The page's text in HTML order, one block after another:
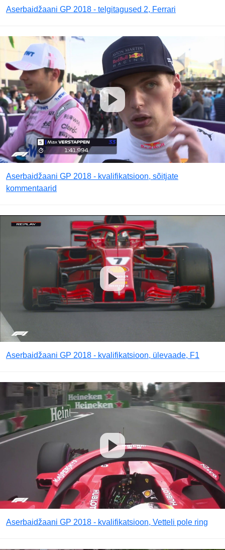
Aserbaidžaani GP 2018 - telgitagused 2, Ferrari
Aserbaidžaani GP 2018 - kvalifikatsioon, sõitjate
kommentaarid
Aserbaidžaani GP 2018 - kvalifikatsioon, ülevaade, F1
Aserbaidžaani GP 2018 - kvalifikatsioon, Vetteli pole ring